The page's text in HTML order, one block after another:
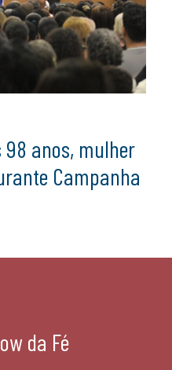
98 anos, mulher
Campanha
da Fé